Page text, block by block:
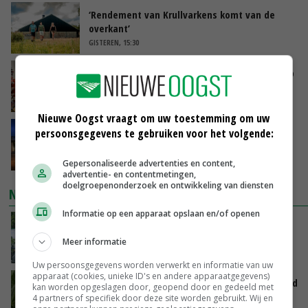
‘Rendement van Krullvarkens komt van de
overkant’
GISTEREN, 15:30
Oorlogen en El Niño stuwen voedselprijzen op
GISTEREN, 15:04
Nettowinst Royal A-ware onder druk ondanks
GISTEREN, 14:35
NIEUWSTE VIDEO'S
de ambassade mag zelf groente plukken’
Limburgse mais van Frijns doet het verrassend
goed
Nieuwe Oogst vraagt om uw toestemming om uw
persoonsgegevens te gebruiken voor het volgende:
Gepersonaliseerde advertenties en content,
advertentie- en contentmetingen,
doelgroepenonderzoek en ontwikkeling van diensten
Informatie op een apparaat opslaan en/of openen
Meer informatie
Uw persoonsgegevens worden verwerkt en informatie van uw
apparaat (cookies, unieke ID's en andere apparaatgegevens)
kan worden opgeslagen door, geopend door en gedeeld met
4 partners of specifiek door deze site worden gebruikt. Wij en